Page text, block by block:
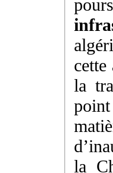
la
la